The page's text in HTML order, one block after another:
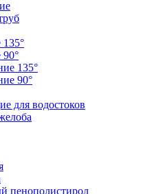
135°
90°
для водостоков
пенополистирол